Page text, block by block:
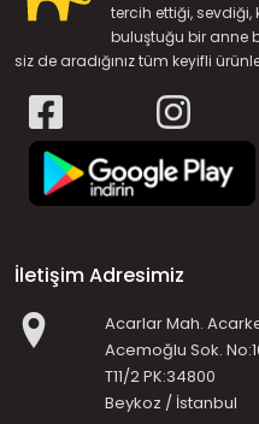
tercih ettiği, sevdiği,
buluştuğu bir anne
siz de aradığınız tüm keyifli
İletişim Adresimiz
Acarlar Mah.
Acemoğlu Sok.
T11/2 PK:34800
Beykoz / İstanbul